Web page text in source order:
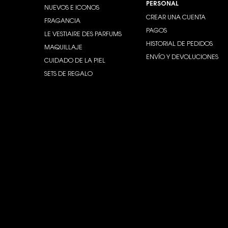
NUEVOS E ICONOS
FRAGANCIA
LE VESTIAIRE DES PARFUMS
MAQUILLAJE
CUIDADO DE LA PIEL
SETS DE REGALO
PERSONAL
CREAR UNA CUENTA
PAGOS
HISTORIAL DE PEDIDOS
ENVÍO Y DEVOLUCIONES